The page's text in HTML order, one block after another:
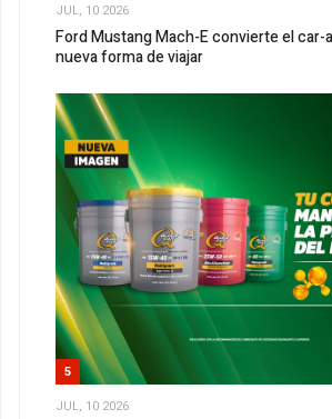
JUL, 10 2026
Ford Mustang Mach-E convierte el car-
nueva forma de viajar
5
JUL, 10 2026